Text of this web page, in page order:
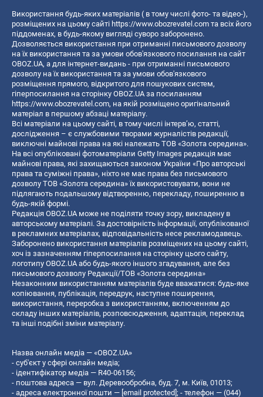
Використання будь-яких матеріалів ( в тому числі фото- та відео-),
розміщених на цьому сайті https://www.obozrevatel.com та всіх його
піддоменах, в будь-якому вигляді суворо заборонено.
Дозволяється використання при отриманні письмового дозволу
на їх використання та за умови обов'язкового посилання на сайт
OBOZ.UA, а для інтернет-видань - при отриманні письмового
дозволу на їх використання та за умови обов'язкового
розміщення прямого, відкритого для пошукових систем,
гіперпосилання на сторінку OBOZ.UA за посиланням
https://www.obozrevatel.com, на якій розміщено оригінальний
матеріал в першому абзаці матеріалу.
Всі матеріали на цьому сайті, в тому числі інтерв’ю, статті,
дослідження – є службовими творами журналістів редакції,
виключні майнові права на які належать ТОВ «Золота середина».
На всі опубліковані фотоматеріали Getty Images редакція має
майнові права, які захищаються законом України «Про авторські
права та суміжні права», ніхто не має права без письмового
дозволу ТОВ «Золота середина» їх використовувати, вони не
підлягають подальшому відтворенню, перекладу, поширенню в
будь-якій формі.
Редакція OBOZ.UA може не поділяти точку зору, викладену в
авторському матеріалі. За достовірність інформації, опублікованої
в рекламних матеріалах, відповідальність несе рекламодавець.
Заборонено використання матеріалів розміщених на цьому сайті,
хоч із зазначенням гіперпосилання на сторінку цього сайту,
логотипу OBOZ.UA або будь-якого іншого згадування, але без
письмового дозволу Редакції/ТОВ «Золота середина»
Незаконним використанням матеріалів буде вважатися: будь-яке
копiювання, публiкацiя, передрук, наступне поширення,
використання, переробка з використанням, включенням до
складу інших матеріалів, розповсюдження, адаптація, переклад
та інші подібні зміни матеріалу.
Назва онлайн медіа — «OBOZ.UA»
- суб'єкт у сфері онлайн медіа;
- ідентифікатор медіа — R40-06156;
- поштова адреса — вул. Деревообробна, буд. 7, м. Київ, 01013;
- адреса електронної пошти — [email protected]; - телефон — (044)